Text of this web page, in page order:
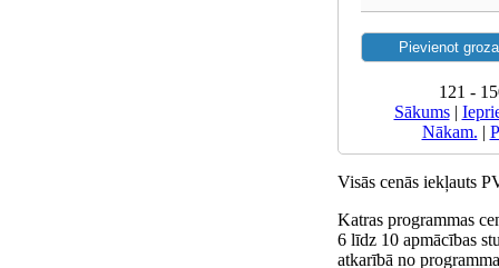
121 -
Sākums|
Nākam. |
Visās cenās iekļauts
Katras programmas
6 līdz 10 apmācības
atkarībā no